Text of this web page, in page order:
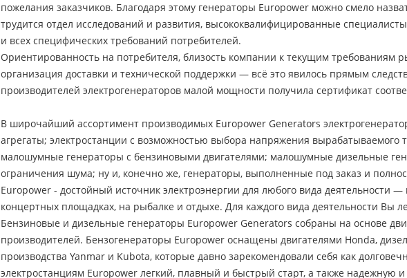
пожелания заказчиков. Благодаря этому генераторы Europower можно смело
трудится отдел исследований и развития, высококвалифицированные
и всех специфических требований потребителей.
Ориентированность на потребителя, близость компании к текущим требованиям
организация доставки и технической поддержки — всё это явилось прямым
производителей электрогенераторов малой мощности получила сертификат
В широчайший ассортимент производимых Europower Generators
агрегаты; электростанции с возможностью выбора напряжения вырабатываемого
малошумные генераторы с бензиновыми двигателями; малошумные дизельные
ограничения шума; ну и, конечно же, генераторы, выполненные под заказ и
Europower - достойный источник электроэнергии для любого вида деятельности
концертных площадках, на рыбалке и отдыхе. Для каждого вида деятельности Вы
Бензиновые и дизельные генераторы Europower Generators собраны на основе
производителей. Бензогенераторы Europower оснащены двигателями Honda,
производства Yanmar и Kubota, которые давно зарекомендовали себя как
электростанциям Europower легкий, плавный и быстрый старт, а также надежную